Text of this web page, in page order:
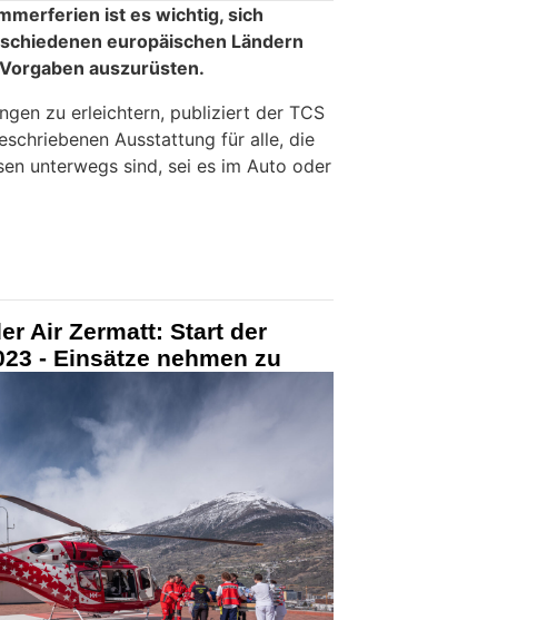
ist es wichtig, sich
europäischen Ländern
auszurüsten.
zu erleichtern, publiziert der TCS
Ausstattung für alle, die
unterwegs sind, sei es im Auto oder
Air Zermatt: Start der
- Einsätze nehmen zu